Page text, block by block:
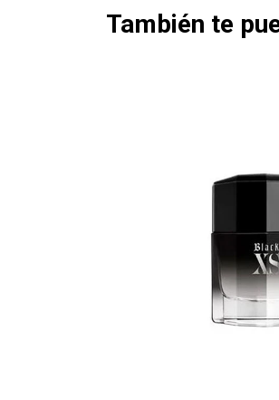
También te